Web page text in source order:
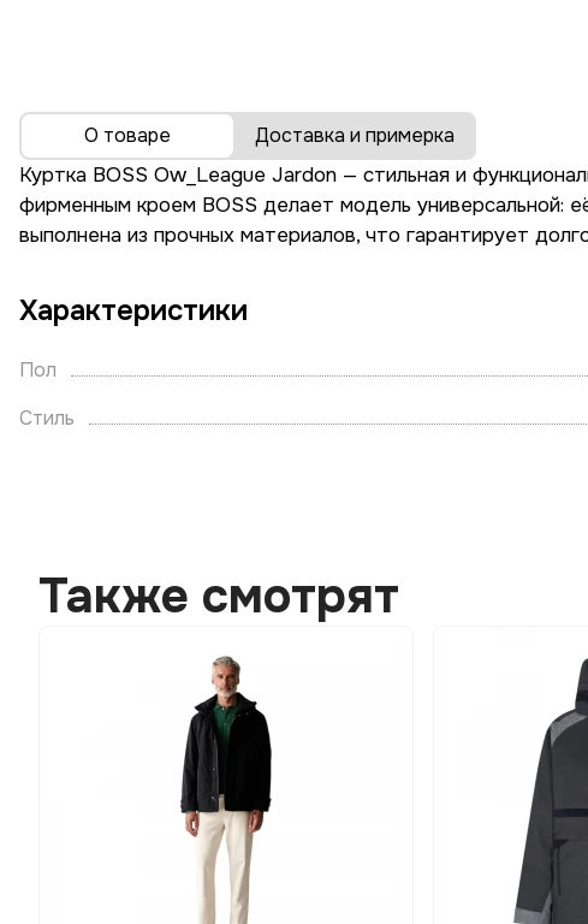
О товаре
Доставка и примерка
Куртка BOSS Ow_League Jardon — стильная и
фирменным кроем BOSS делает модель универсальной:
выполнена из прочных материалов, что гарантирует
Характеристики
Пол
Стиль
Также смотрят